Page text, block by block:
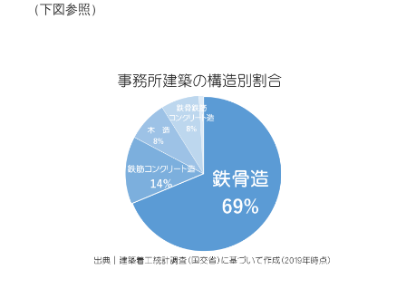
（下図参照）